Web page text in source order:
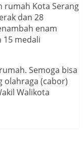
rumah Kota Serang
dan 28
enam
15 medali
Semoga bisa
olahraga (cabor)
Walikota